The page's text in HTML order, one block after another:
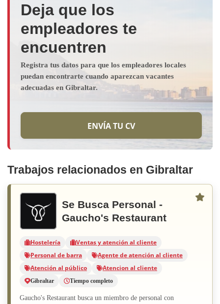
Deja que los
empleadores te
encuentren
Registra tus datos para que los empleadores locales
puedan encontrarte cuando aparezcan vacantes
adecuadas en Gibraltar.
ENVÍA TU CV
Trabajos relacionados en Gibraltar
Se Busca Personal -
Gaucho's Restaurant
Hostelería
Ventas y atención al cliente
Personal de barra
Agente de atención al cliente
Atención al público
Atencion al cliente
Gibraltar Tiempo completo
Gaucho's Restaurant busca un miembro de personal con